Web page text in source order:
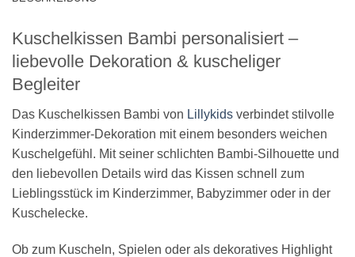
Kuschelkissen Bambi personalisiert –
liebevolle Dekoration & kuscheliger
Begleiter
Das Kuschelkissen Bambi von Lillykids verbindet stilvolle
Kinderzimmer-Dekoration mit einem besonders weichen
Kuschelgefühl. Mit seiner schlichten Bambi-Silhouette und
den liebevollen Details wird das Kissen schnell zum
Lieblingsstück im Kinderzimmer, Babyzimmer oder in der
Kuschelecke.
Ob zum Kuscheln, Spielen oder als dekoratives Highlight